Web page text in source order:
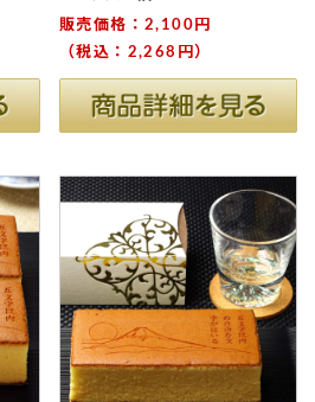
販売価格：2,100円
（税込：2,268円）